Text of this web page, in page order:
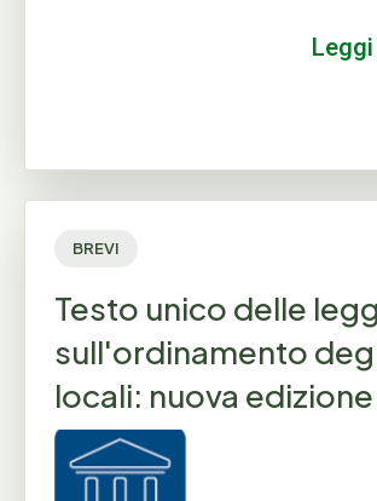
Leggi
BREVI
Testo unico delle
sull'ordinamento
locali: nuova edizione